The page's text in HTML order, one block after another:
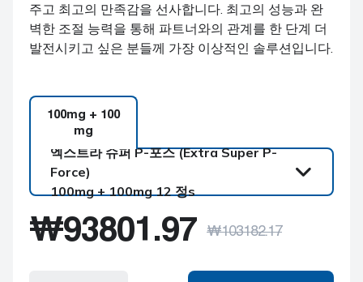
주고 최고의 만족감을 선사합니다. 최고의 성능과 완
벽한 조절 능력을 통해 파트너와의 관계를 한 단계 더
발전시키고 싶은 분들께 가장 이상적인 솔루션입니다.
100mg + 100
mg
엑스트라 슈퍼 P-포스 (Extra Super P-
Force)
100mg + 100mg 12 정s
(Extra Super P-Force)
100mg + 100mg 12 정s
₩93801.97 ₩103182.17